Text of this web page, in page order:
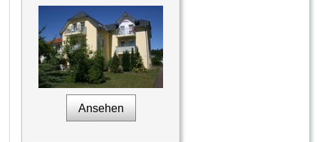
Ansehen